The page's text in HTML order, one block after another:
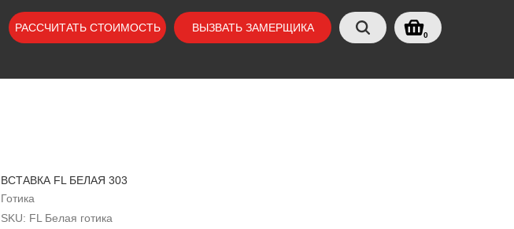
ВЫЗВАТЬ ЗАМЕРЩИКА
РАССЧИТАТЬ СТОИМОСТЬ
0
ВСТАВКА FL БЕЛАЯ 303
Готика
SKU: FL Белая готика